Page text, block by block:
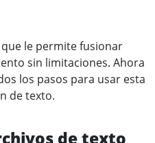
le permite fusionar
sin limitaciones. Ahora
los pasos para usar esta
de texto.
de texto